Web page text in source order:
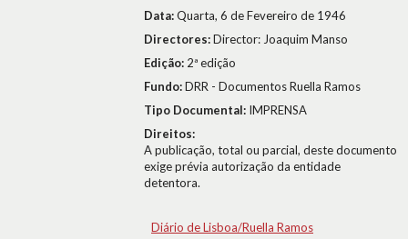
Data:Quarta, 6 de Fevereiro de 1946
Directores:Director: Joaquim Manso
Edição: 2ª edição
Fundo:DRR - Documentos Ruella Ramos
Tipo Documental: IMPRENSA
Direitos:
A publicação, total ou parcial, deste documento
exige prévia autorização da entidade
detentora.
Diário de Lisboa/Ruella Ramos